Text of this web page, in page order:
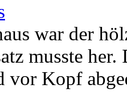
war der
musste
vor Kopf